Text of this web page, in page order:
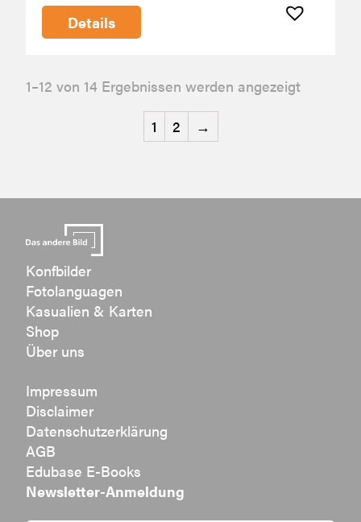
Details
1–12 von 14 Ergebnissen werden angezeigt
1
2 →
Konfbilder
Fotolanguagen
Kasualien & Karten
Shop
Über uns
Impressum
Disclaimer
Datenschutzerklärung
AGB
Edubase E-Books
Newsletter-Anmeldung